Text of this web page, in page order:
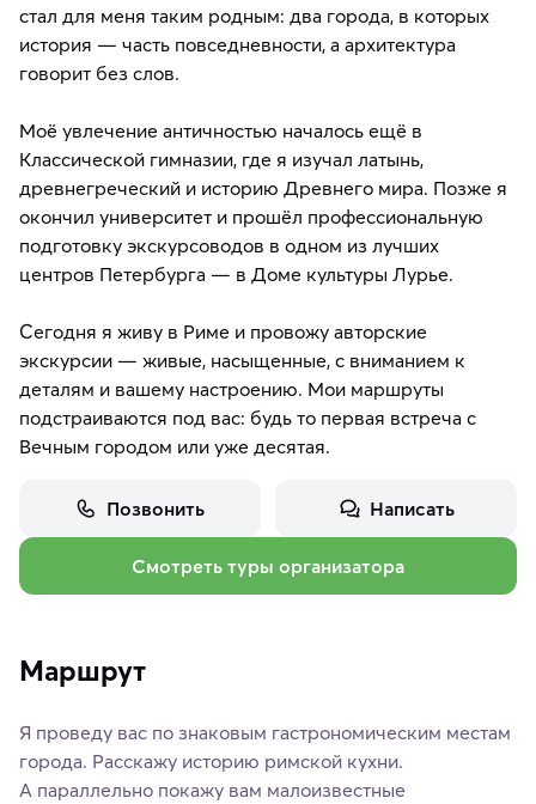
стал для меня таким родным: два города, в которых
история — часть повседневности, а архитектура
говорит без слов.
Моё увлечение античностью началось ещё в
Классической гимназии, где я изучал латынь,
древнегреческий и историю Древнего мира. Позже я
окончил университет и прошёл профессиональную
подготовку экскурсоводов в одном из лучших
центров Петербурга — в Доме культуры Лурье.
Сегодня я живу в Риме и провожу авторские
экскурсии — живые, насыщенные, с вниманием к
деталям и вашему настроению. Мои маршруты
подстраиваются под вас: будь то первая встреча с
Вечным городом или уже десятая.
Позвонить Написать
Смотреть туры организатора
Маршрут
Я проведу вас по знаковым гастрономическим местам
города. Расскажу историю римской кухни.
А параллельно покажу вам малоизвестные